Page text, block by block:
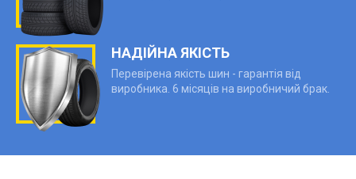
НАДІЙНА ЯКІСТЬ
Перевірена якість шин - гарантія від
виробника. 6 місяців на виробничий брак.